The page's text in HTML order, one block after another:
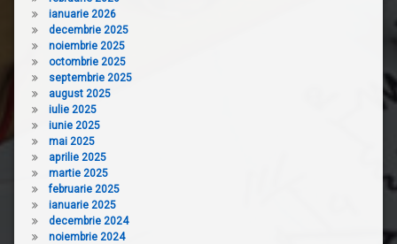
ianuarie 2026
decembrie 2025
noiembrie 2025
octombrie 2025
septembrie 2025
august 2025
iulie 2025
iunie 2025
mai 2025
aprilie 2025
martie 2025
februarie 2025
ianuarie 2025
decembrie 2024
noiembrie 2024